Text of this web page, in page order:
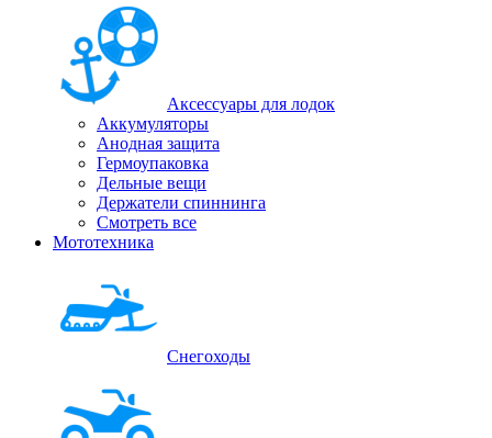
Аксессуары для лодок
Аккумуляторы
Анодная защита
Гермоупаковка
Дельные вещи
Держатели спиннинга
Смотреть все
Мототехника
Снегоходы